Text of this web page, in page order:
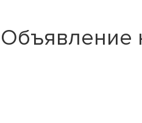
Объявление